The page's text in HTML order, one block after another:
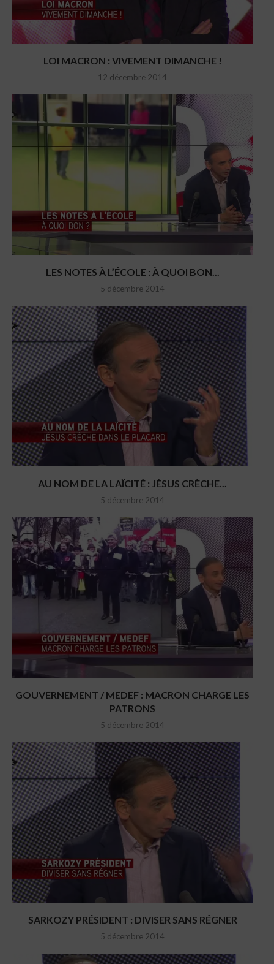
LOI MACRON : VIVEMENT DIMANCHE !
12 décembre 2014
LES NOTES À L’ÉCOLE : À QUOI BON...
5 décembre 2014
AU NOM DE LA LAÏCITÉ : JÉSUS CRÈCHE...
5 décembre 2014
GOUVERNEMENT / MEDEF : MACRON CHARGE LES
PATRONS
5 décembre 2014
SARKOZY PRÉSIDENT : DIVISER SANS RÉGNER
5 décembre 2014